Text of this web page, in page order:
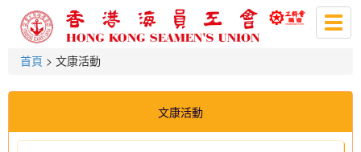
首頁 > 文康活動
文康活動